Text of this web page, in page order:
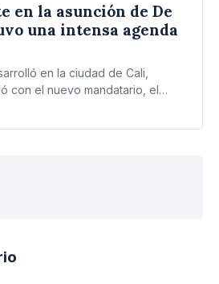
en la asunción de De
una intensa agenda
en la ciudad de Cali,
con el nuevo mandatario, el…